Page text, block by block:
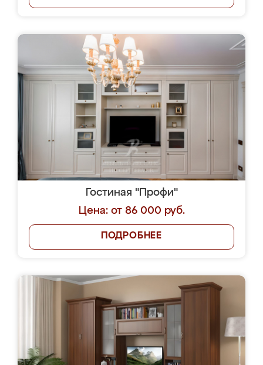
Гостиная "Профи"
Цена: от 86 000 руб.
ПОДРОБНЕЕ